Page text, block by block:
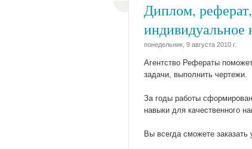
Диплом,
индивидуальное
понедельник, 9 августа 2010 г.
Агентство Рефераты
задачи, выполнить чертежи.
За годы работы
навыки для качественного
Вы всегда сможете